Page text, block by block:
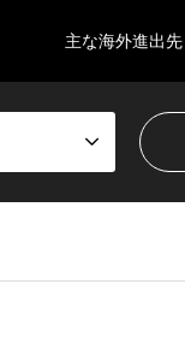
主な海外進出先